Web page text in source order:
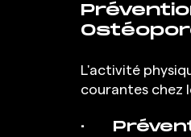
L'activité
courantes chez
·